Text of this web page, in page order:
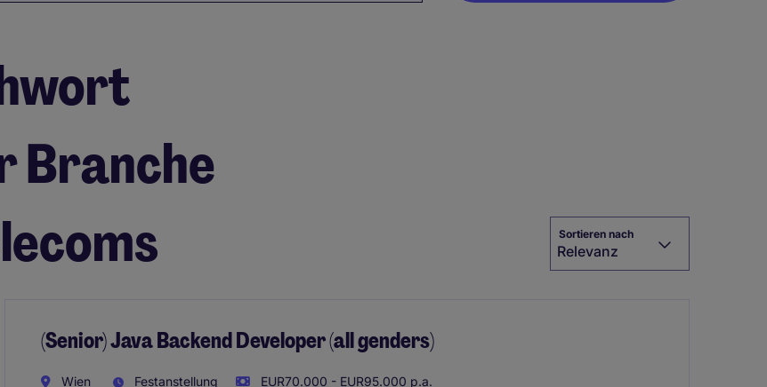
Branche
Sortieren nach
Relevanz
(Senior) Java Backend Developer (all genders)
Wien Festanstellung EUR70.000 - EUR95.000 p.a.